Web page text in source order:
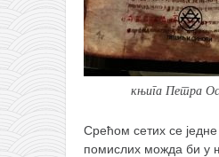
саи
тимбеи рочин
тсунами дојо
снимци наступа
књига Петра
Срећом сетих се
помислих можда би у